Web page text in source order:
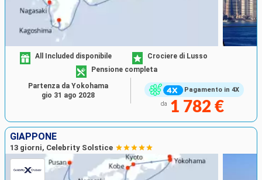
Pagamento in 4X
All Included disponibile
Crociere di Lusso
Pensione completa
da 1 782 €
Partenza da Yokohama
gio 31 ago 2028
GIAPPONE
13 giorni, Celebrity Solstice